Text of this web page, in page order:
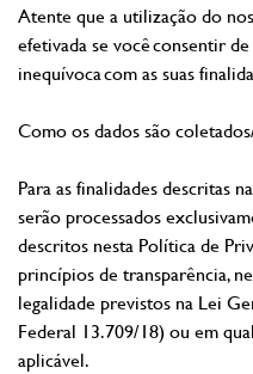
Atente que a utilização do
efetivada se você consentir
inequívoca com as suas
Como os dados são
Para as finalidades descritas
serão processados
descritos nesta Política de
princípios de transparência,
legalidade previstos na Lei
Federal 13.709/18) ou em
aplicável.